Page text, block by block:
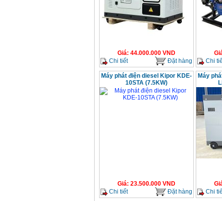
Giá: 44.000.000 VND
Chi tiết
Đặt hàng
Chi
Máy phát điện diesel Kipor KDE-
10STA (7.5KW)
Giá: 23.500.000 VND
Chi tiết
Đặt hàng
Máy
Chi